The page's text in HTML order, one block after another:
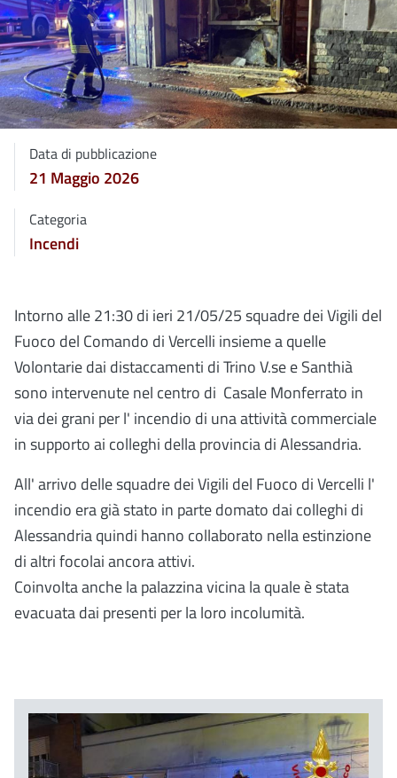
Data di pubblicazione
21 Maggio 2026
Categoria
Incendi
Intorno alle 21:30 di ieri 21/05/25 squadre dei Vigili del
Fuoco del Comando di Vercelli insieme a quelle
Volontarie dai distaccamenti di Trino V.se e Santhià
sono intervenute nel centro di Casale Monferrato in
via dei grani per l' incendio di una attività commerciale
in supporto ai colleghi della provincia di Alessandria.
All' arrivo delle squadre dei Vigili del Fuoco di Vercelli l'
incendio era già stato in parte domato dai colleghi di
Alessandria quindi hanno collaborato nella estinzione
di altri focolai ancora attivi.
Coinvolta anche la palazzina vicina la quale è stata
evacuata dai presenti per la loro incolumità.